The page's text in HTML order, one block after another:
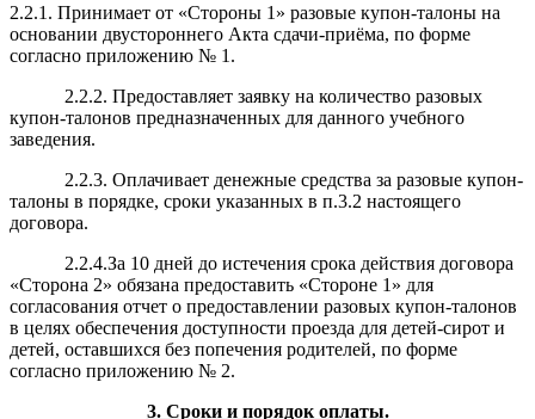
2.2.1. Принимает от «Стороны 1» разовые купон-талоны на
основании двустороннего Акта сдачи-приёма, по форме
согласно приложению № 1.
2.2.2.Предоставляет заявку на количество разовых
купон-талонов предназначенных для данного учебного
заведения.
2.2.3. Оплачивает денежные средства за разовые купон-
талоны в порядке, сроки указанных в п.3.2 настоящего
договора.
2.2.4.За 10 дней до истечения срока действия договора
«Сторона 2» обязана предоставить «Стороне 1» для
согласования отчет о предоставлении разовых купон-талонов
в целях обеспечения доступности проезда для детей-сирот и
детей, оставшихся без попечения родителей, по форме
согласно приложению № 2.
3. Сроки и порядок оплаты.